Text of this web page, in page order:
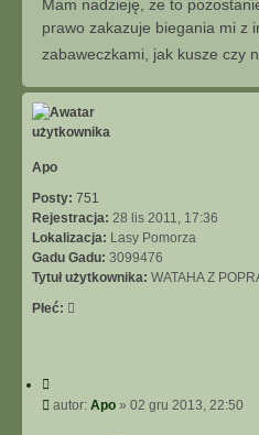
Mam nadzieję, że to
prawo zakazuje biegania mi z
zabaweczkami, jak kusze czy
Apo
Posty: 751
Rejestracja: 28 lis 2011, 17:36
Lokalizacja: Lasy Pomorza
Gadu Gadu: 3099476
Tytuł użytkownika: WATAHA Z
Płeć:
yPautor: Apo » 02 gru 2013, 22:50